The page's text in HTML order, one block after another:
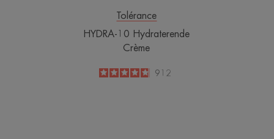
Tolérance
HYDRA-10 Hydraterende
Crème
4.8
/
5
912